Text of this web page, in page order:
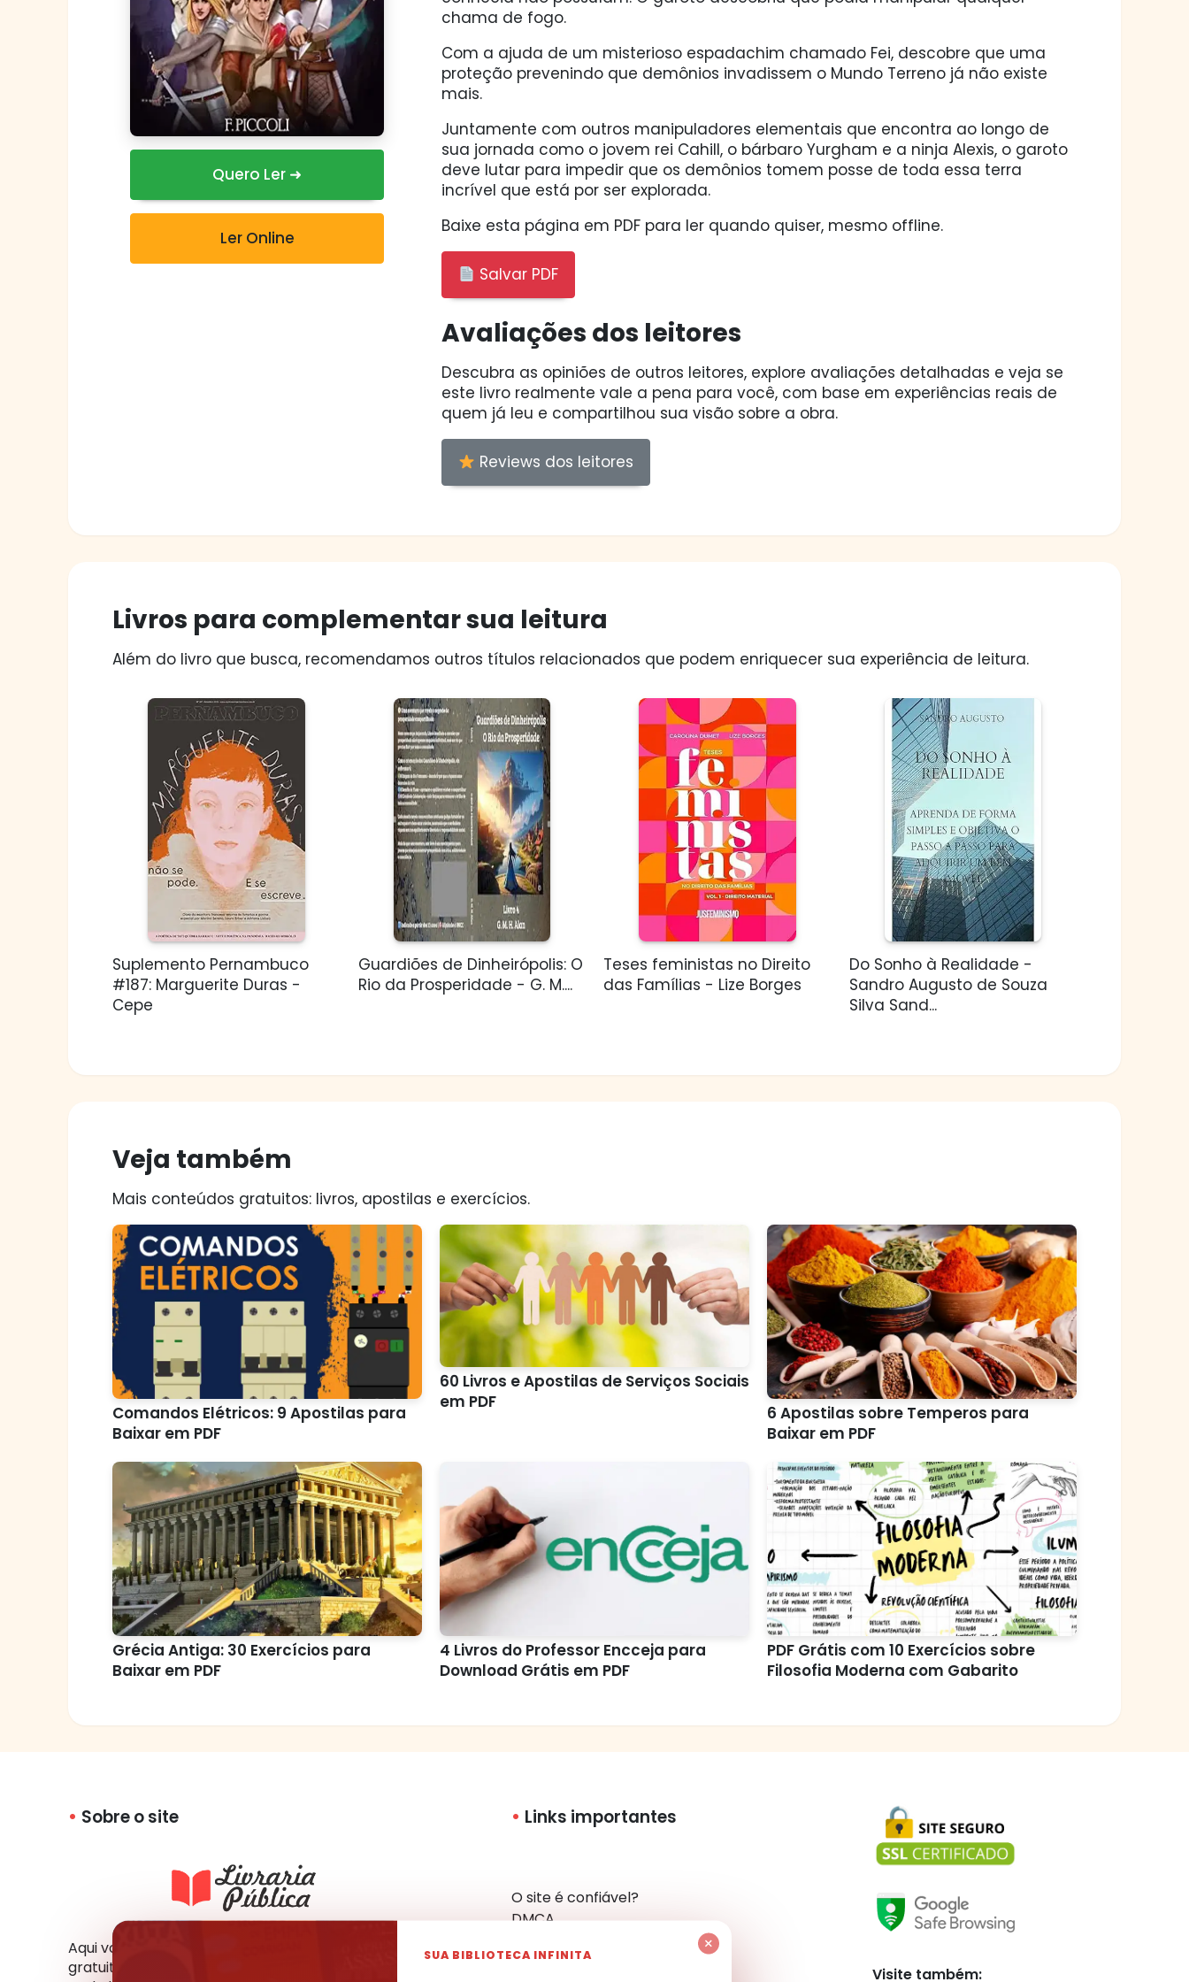
Quero Ler ➜
Ler Online
chama de fogo.
Com a ajuda de um misterioso espadachim chamado Fei, descobre que uma
proteção prevenindo que demônios invadissem o Mundo Terreno já não existe
mais.
Juntamente com outros manipuladores elementais que encontra ao longo de
sua jornada como o jovem rei Cahill, o bárbaro Yurgham e a ninja Alexis, o garoto
deve lutar para impedir que os demônios tomem posse de toda essa terra
incrível que está por ser explorada.
Baixe esta página em PDF para ler quando quiser, mesmo offline.
Salvar PDF
Avaliações dos leitores
Descubra as opiniões de outros leitores, explore avaliações detalhadas e veja se
este livro realmente vale a pena para você, com base em experiências reais de
quem já leu e compartilhou sua visão sobre a obra.
Reviews dos leitores
Livros para complementar sua leitura
Além do livro que busca, recomendamos outros títulos relacionados que podem enriquecer sua experiência de leitura.
Suplemento Pernambuco
#187: Marguerite Duras -
Cepe
Guardiões de Dinheirópolis: O
Rio da Prosperidade - G. M....
Teses feministas no Direito
das Famílias - Lize Borges
Do Sonho à Realidade -
Sandro Augusto de Souza
Silva Sand...
Veja também
Mais conteúdos gratuitos: livros, apostilas e exercícios.
Comandos Elétricos: 9 Apostilas para
Baixar em PDF
60 Livros e Apostilas de Serviços Sociais
em PDF
6 Apostilas sobre Temperos para
Baixar em PDF
Grécia Antiga: 30 Exercícios para
Baixar em PDF
4 Livros do Professor Encceja para
Download Grátis em PDF
PDF Grátis com 10 Exercícios sobre
Filosofia Moderna com Gabarito
Sobre o site
Aqui você tem acesso a milhares de livros
gratuitos em vários formatos e idiomas. Você
Links importantes
O site é confiável?
DMCA
Mapa do Site
Visite também:
×
SUA BIBLIOTECA INFINITA